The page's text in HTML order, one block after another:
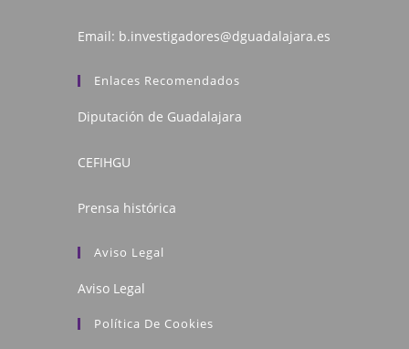
Email: b.investigadores@dguadalajara.es
Enlaces Recomendados
Diputación de Guadalajara
CEFIHGU
Prensa histórica
Aviso Legal
Aviso Legal
Política De Cookies